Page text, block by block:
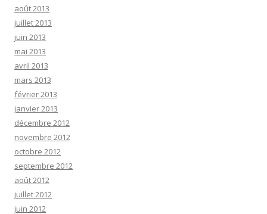
août 2013
juillet 2013
juin 2013
mai 2013
avril 2013
mars 2013
février 2013
janvier 2013
décembre 2012
novembre 2012
octobre 2012
septembre 2012
août 2012
juillet 2012
juin 2012